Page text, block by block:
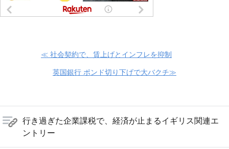
≪ 社会契約で、賃上げとインフレを抑制
英国銀行 ポンド切り下げで大バクチ≫
行き過ぎた企業課税で、経済が止まるイギリス関連エ
ントリー